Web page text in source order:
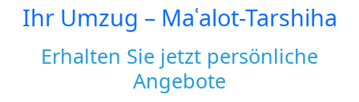
Ihr Umzug – Maʿalot-Tarshiha
Erhalten Sie jetzt persönliche
Angebote